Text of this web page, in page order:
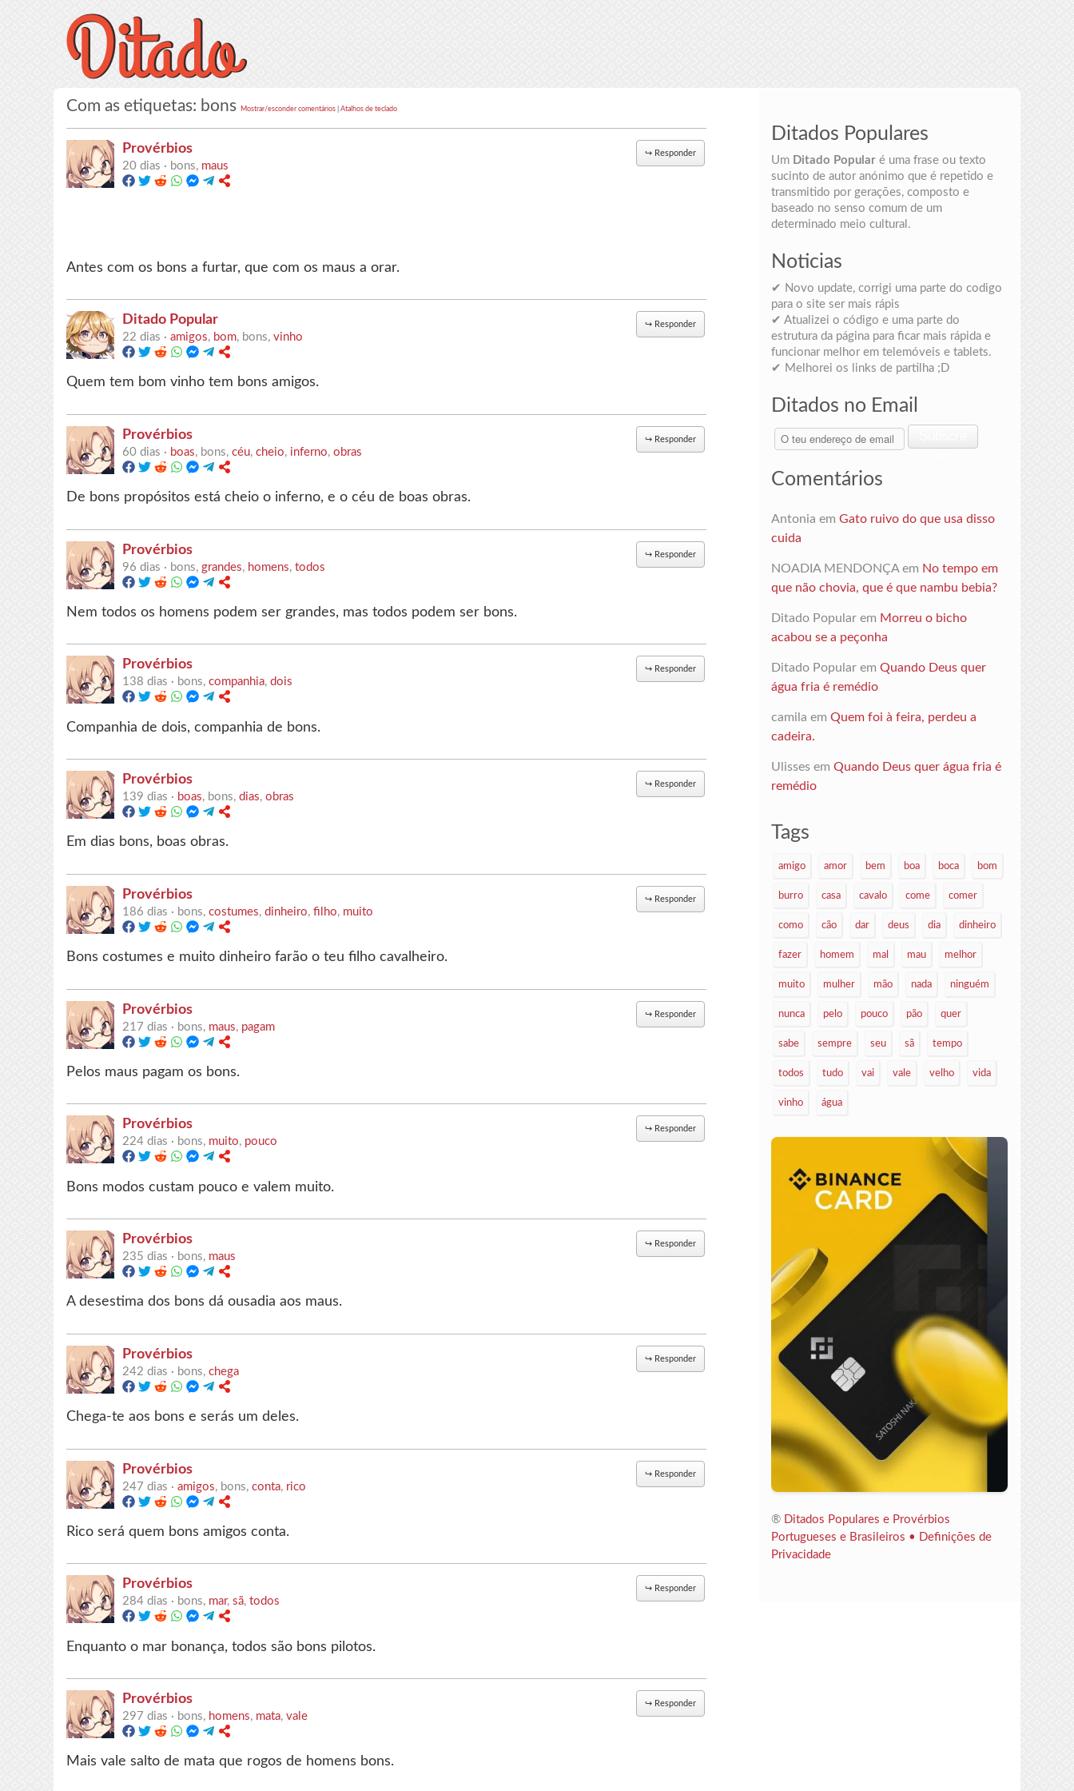
Com as etiquetas: bonsMostrar/esconder comentários |Atalhos de teclado
Provérbios ↪ Responder
20 dias · bons, maus
Antes com os bons a furtar, que com os maus a orar.
Ditado Popular ↪ Responder
22 dias ·amigos, bom, bons,vinho
Quem tem bom vinho tem bons amigos.
Provérbios ↪ Responder
60 dias · boas, bons,céu,cheio, inferno,obras
De bons propósitos está cheio o inferno, e o céu de boas obras.
Provérbios ↪ Responder
96 dias · bons,grandes, homens,todos
Nem todos os homens podem ser grandes, mas todos podem ser bons.
Provérbios ↪ Responder
138 dias · bons,companhia,dois
Companhia de dois, companhia de bons.
Provérbios ↪ Responder
139 dias · boas, bons,dias,obras
Em dias bons, boas obras.
Provérbios ↪ Responder
186 dias · bons,costumes,dinheiro,filho, muito
Bons costumes e muito dinheiro farão o teu filho cavalheiro.
Provérbios ↪ Responder
217 dias · bons, maus, pagam
Pelos maus pagam os bons.
Provérbios ↪ Responder
224 dias · bons, muito, pouco
Bons modos custam pouco e valem muito.
Provérbios ↪ Responder
235 dias · bons, maus
A desestima dos bons dá ousadia aos maus.
Provérbios ↪ Responder
242 dias · bons,chega
Chega-te aos bons e serás um deles.
Provérbios ↪ Responder
247 dias ·amigos, bons,conta, rico
Rico será quem bons amigos conta.
Provérbios ↪ Responder
284 dias · bons, mar,sã,todos
Enquanto o mar bonança, todos são bons pilotos.
Provérbios ↪ Responder
297 dias · bons, homens, mata,vale
Mais vale salto de mata que rogos de homens bons.
Ditados Populares
Um Ditado Popularé uma frase ou texto
sucinto de autor anónimo que é repetido e
transmitido por gerações, composto e
baseado no senso comum de um
determinado meio cultural.
Noticias
✔ Novo update, corrigi uma parte do codigo
para o site ser mais rápis
✔ Atualizei o código e uma parte do
estrutura da página para ficar mais rápida e
funcionar melhor em telemóveis e tablets.
✔ Melhorei os links de partilha ;D
Ditados no Email
O
teu
de
ver
Comentários
Antonia em Gato ruivo do que usa disso
cuida
NOADIA MENDONÇAem No tempo em
que não chovia, que é que nambu bebia?
Ditado Popularem Morreu o bicho
acabou se a peçonha
Ditado Popularem Quando Deus quer
água fria é remédio
camila em Quem foi à feira, perdeu a
cadeira.
Ulissesem Quando Deus quer água fria é
remédio
Tags
amigo amor bem boa boca bom
burro casa cavalo come comer
como cão dar deus dia dinheiro
fazer homem mal mau melhor
muito mulher mão nada ninguém
nunca pelo pouco pão quer
sabe sempre seu sã tempo
todos tudo vai vale velho vida
vinho água
® Ditados Populares e Provérbios
Portugueses e Brasileiros • Definições de
Privacidade